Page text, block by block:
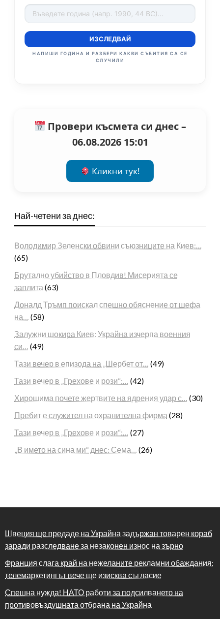
ИЗСЛЕДВАЙ
НАПИШИ ГОДИНА И РАЗБЕРИ КАКВИ СЪБИТИЯ СА СЕ
СЛУЧИЛИ
Провери късмета си днес –
06.08.2026 15:01
Кликни тук!
Най-четени за днес:
Володимир Зеленски обвини съюзниците на Киев:…
(65)
Брутално убийство в Пловдив! Мисерията се
заплита (63)
Доналд Тръмп поискал спешно обяснение от шефа
на… (58)
Залужни шокира Киев: Украйна изчерпа военния
си… (49)
Тази вечер в епизода на „Шербет от… (49)
Тази вечер в „Грехове и рози“:… (42)
Хирошима почете жертвите на ядрения удар с… (30)
Пребит е служител на охранителна фирма (28)
Тази вечер в „Грехове и рози“:… (27)
„В името на сина ми“ днес: Сема… (26)
Швеция ще предаде на Украйна задържан товарен кораб
заради разследване за незаконен износ на зърно
Франция слага край на нежеланите рекламни обаждания:
телемаркетингът вече ще изисква съгласие
Спешна нужда! НАТО работи за подсилването на
противовъздушната отбрана на Украйна